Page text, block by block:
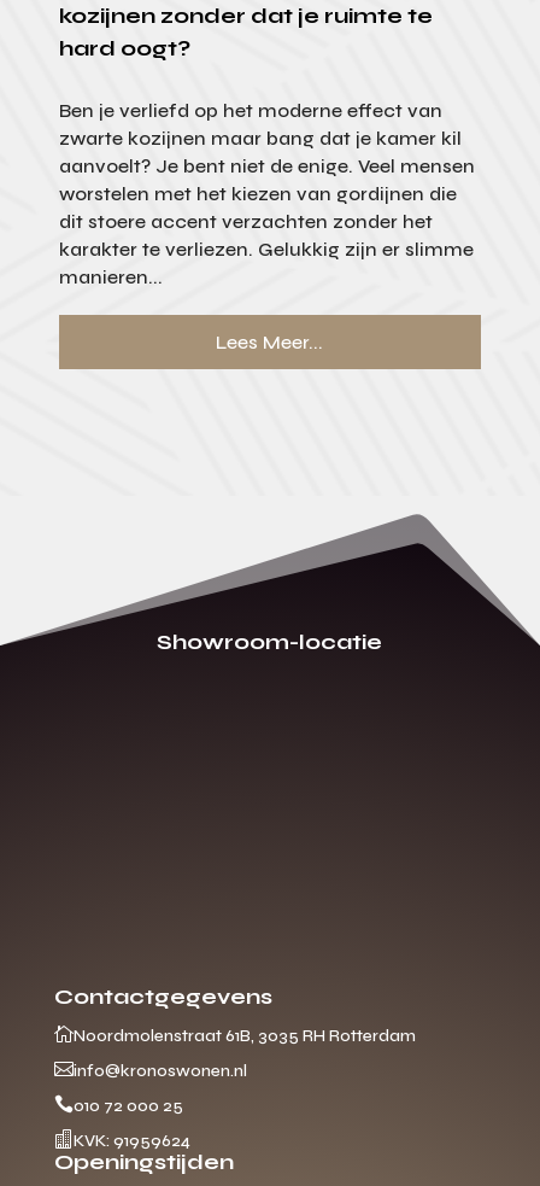
kozijnen zonder dat je ruimte te
hard oogt?
Ben je verliefd op het moderne effect van
zwarte kozijnen maar bang dat je kamer kil
aanvoelt? Je bent niet de enige. Veel mensen
worstelen met het kiezen van gordijnen die
dit stoere accent verzachten zonder het
karakter te verliezen. Gelukkig zijn er slimme
manieren...
Lees Meer...
Showroom-locatie
Contactgegevens
Noordmolenstraat 61B, 3035 RH Rotterdam
info@kronoswonen.nl
010 72 000 25
 KVK: 91959624
Openingstijden